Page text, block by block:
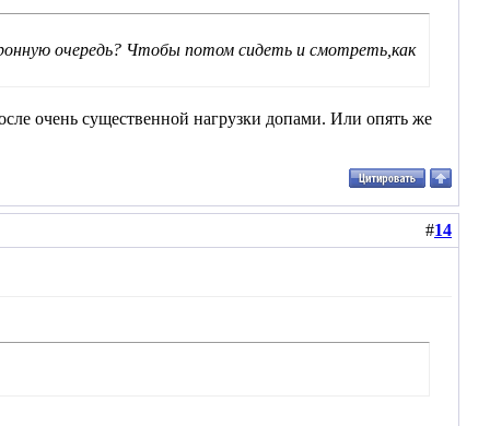
очередь? Чтобы потом сидеть и смотреть,как
очень существенной нагрузки допами. Или опять же
#14